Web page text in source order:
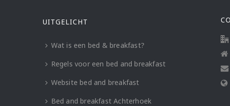
UITGELICHT
Wat is een bed & breakfast?
Regels voor een bed and breakfast
Website bed and breakfast
Bed and breakfast Achterhoek